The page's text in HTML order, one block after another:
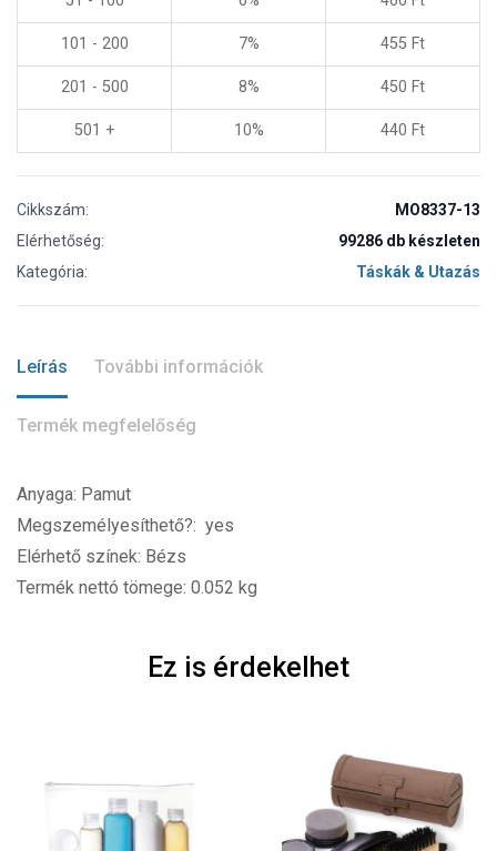
101 - 200 7% 455 Ft
201 - 500 8% 450 Ft
501 + 10% 440 Ft
Cikkszám:
MO8337-13
Elérhetőség:
99286 db készleten
Kategória:
Táskák & Utazás
Leírás További információk
Termék megfelelőség
Anyaga: Pamut
Megszemélyesíthető?: yes
Elérhető színek: Bézs
Termék nettó tömege: 0.052 kg
Ez is érdekelhet